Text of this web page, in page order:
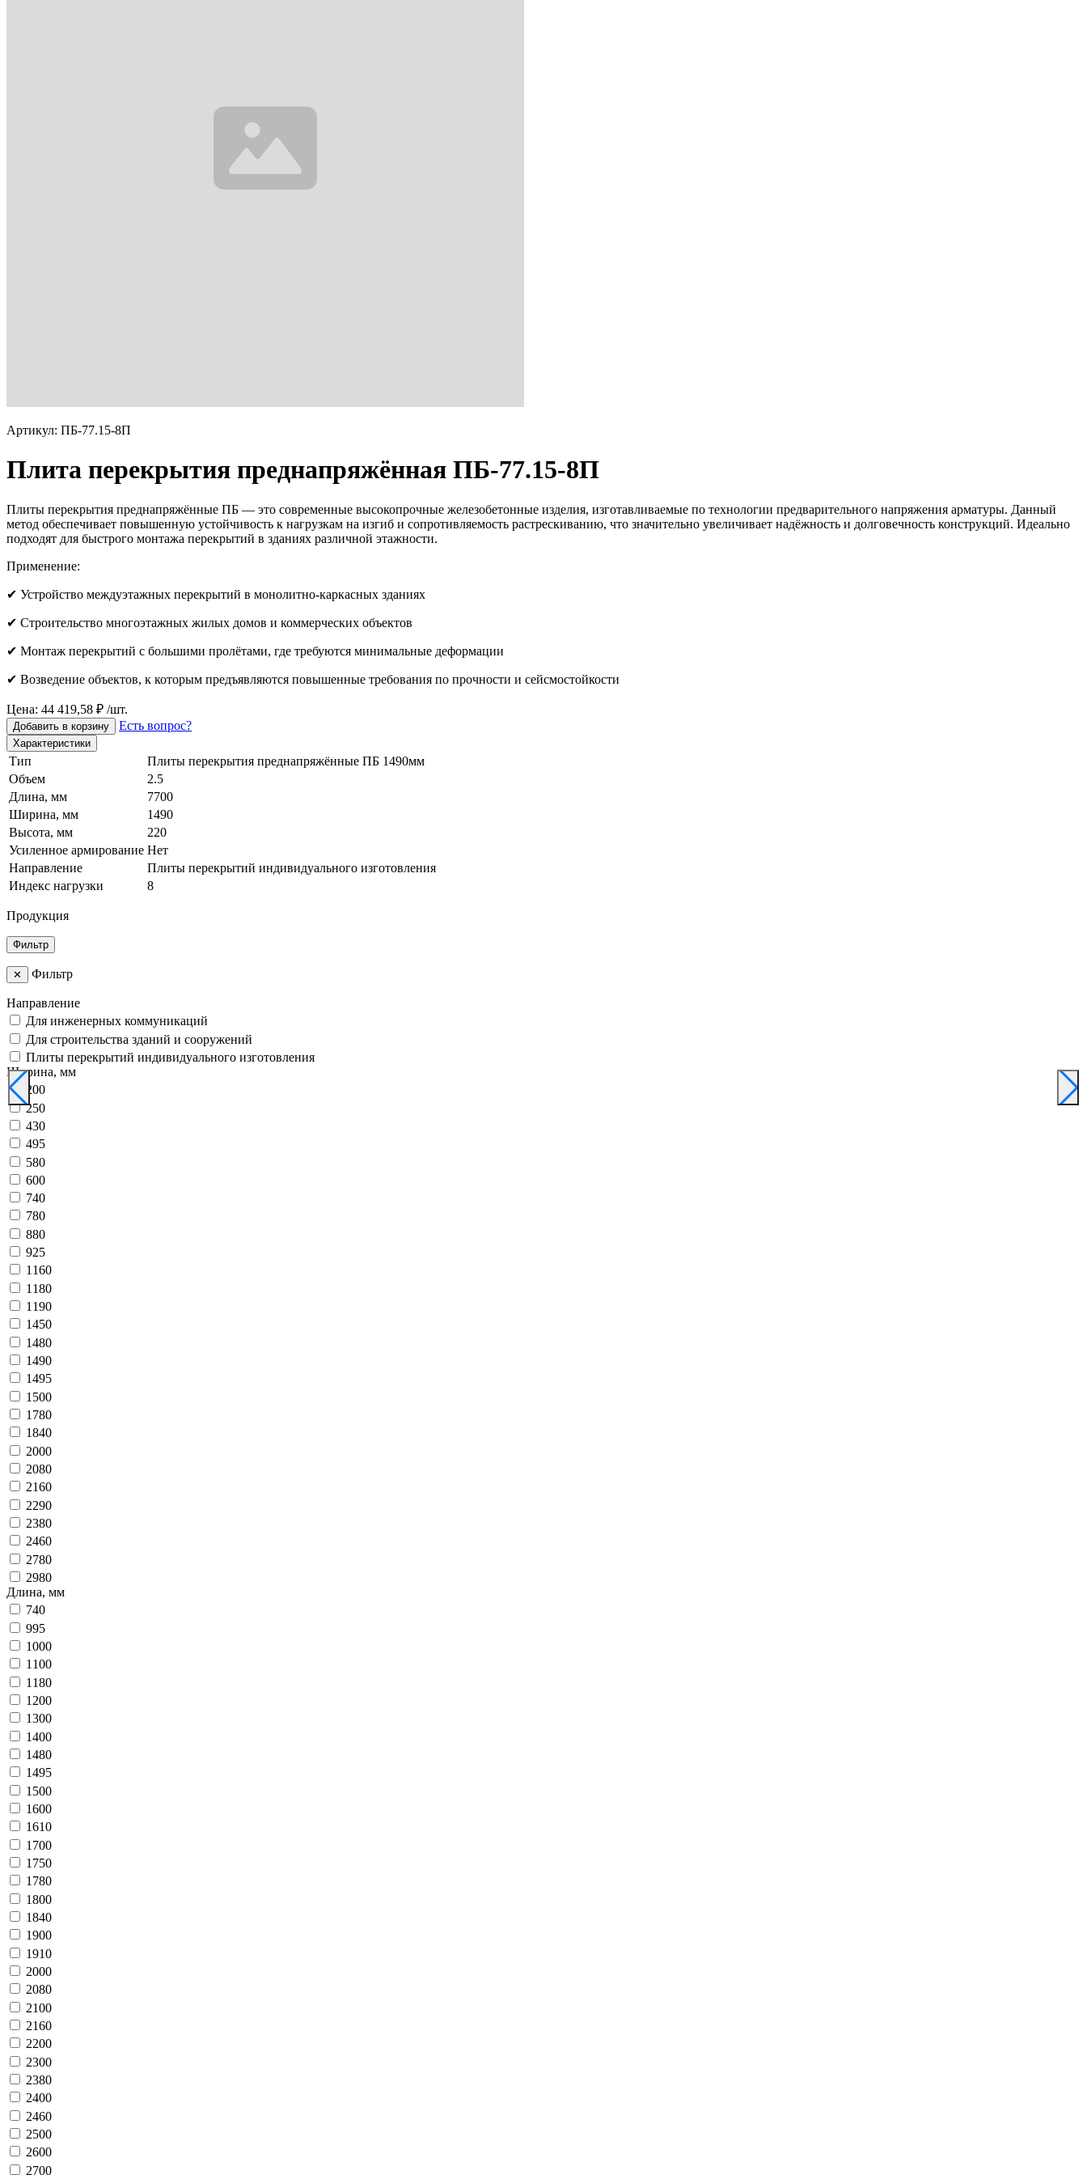
Артикул: ПБ-77.15-8П
Плита перекрытия преднапряжённая ПБ-77.15-8П
Плиты перекрытия преднапряжённые ПБ — это современные высокопрочные железобетонные изделия, изготавливаемые по технологии предварительного напряжения арматуры. Данный
метод обеспечивает повышенную устойчивость к нагрузкам на изгиб и сопротивляемость растрескиванию, что значительно увеличивает надёжность и долговечность конструкций. Идеально
подходят для быстрого монтажа перекрытий в зданиях различной этажности.
Применение:
✔ Устройство междуэтажных перекрытий в монолитно-каркасных зданиях
✔ Строительство многоэтажных жилых домов и коммерческих объектов
✔ Монтаж перекрытий с большими пролётами, где требуются минимальные деформации
✔ Возведение объектов, к которым предъявляются повышенные требования по прочности и сейсмостойкости
Цена: 44 419,58 ₽ /шт.
Добавить в корзину Есть вопрос?
Характеристики
Тип
Плиты перекрытия преднапряжённые ПБ 1490мм
Объем
2.5
Длина, мм
7700
Ширина, мм
1490
Высота, мм
220
Усиленное армирование Нет
Направление
Плиты перекрытий индивидуального изготовления
Индекс нагрузки
8
Продукция
Фильтр
✕ Фильтр
Направление
Для инженерных коммуникаций
Для строительства зданий и сооружений
Плиты перекрытий индивидуального изготовления
Ширина, мм
200
250
430
495
580
600
740
780
880
925
1160
1180
1190
1450
1480
1490
1495
1500
1780
1840
2000
2080
2160
2290
2380
2460
2780
2980
Длина, мм
740
995
1000
1100
1180
1200
1300
1400
1480
1495
1500
1600
1610
1700
1750
1780
1800
1840
1900
1910
2000
2080
2100
2160
2200
2300
2380
2400
2460
2500
2600
2700